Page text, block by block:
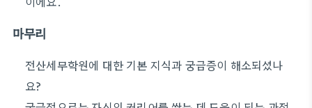
마무리
전산세무학원에 대한 기본 지식과 궁금증이 해소되셨나
요?